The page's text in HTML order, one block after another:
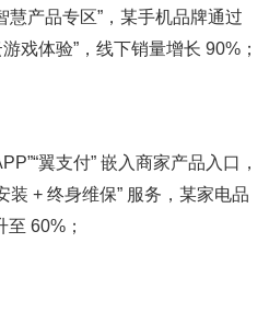
慧产品专区”，某手机品牌通过
戏体验”，线下销量增长 90%；​
翼支付” 嵌入商家产品入口，
装 + 终身维保” 服务，某家电品
60%；​